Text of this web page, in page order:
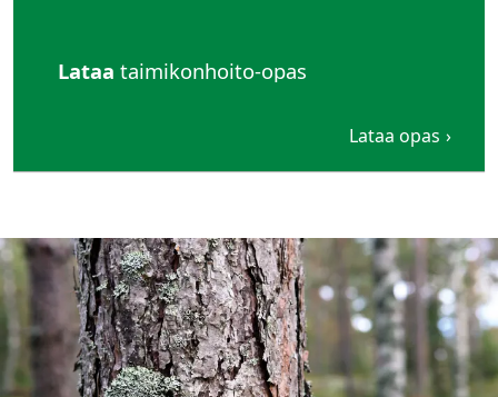
Lataa taimikonhoito-opas
Lataa opas